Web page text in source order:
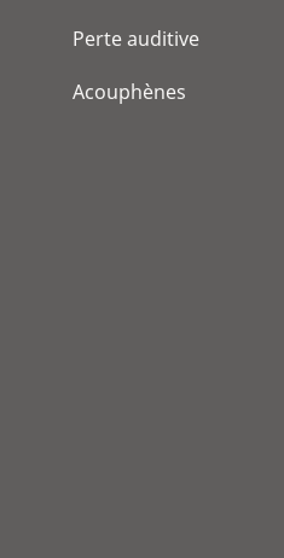
Perte auditive
Acouphènes